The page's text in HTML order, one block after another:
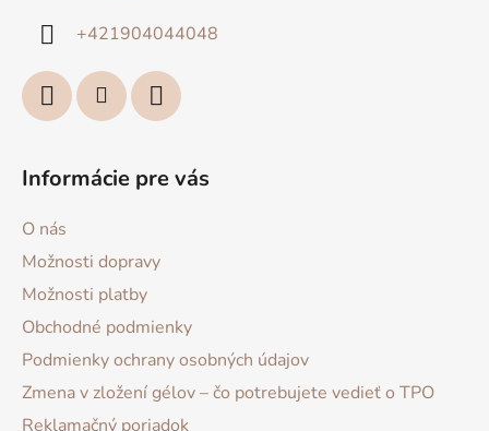
+421904044048
Informácie pre vás
O nás
Možnosti dopravy
Možnosti platby
Obchodné podmienky
Podmienky ochrany osobných údajov
Zmena v zložení gélov – čo potrebujete vedieť o TPO
Reklamačný poriadok